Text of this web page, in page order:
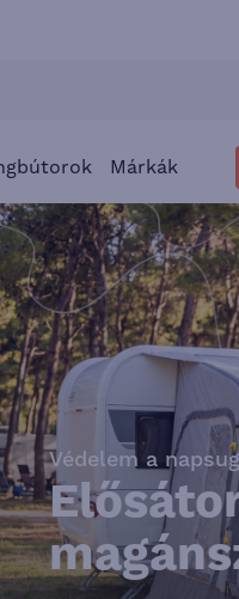
Márkák
Védelem a